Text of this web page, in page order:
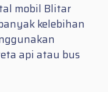
mobil Blitar
kelebihan
api atau bus